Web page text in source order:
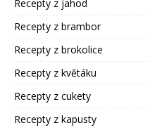
Recepty z jahod
Recepty z brambor
Recepty z brokolice
Recepty z květáku
Recepty z cukety
Recepty z kapusty